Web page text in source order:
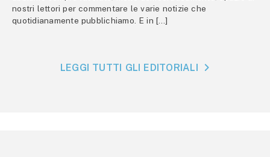
nostri lettori per commentare le varie notizie che
quotidianamente pubblichiamo. E in […]
LEGGI TUTTI GLI EDITORIALI